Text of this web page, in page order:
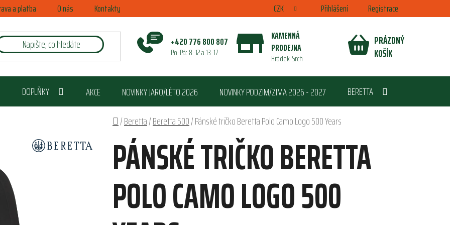
a platba O nás Kontakty CZK Přihlášení Registrace
+420 776 800 807
Po-Pá: 8–12 a 13-17
KAMENNÁ
PRODEJNA
Hrádek-Srch
NÁKUPNÍ
PRÁZDNÝ
KOŠÍK
DOPLŇKY AKCE NOVINKY JARO/LÉTO 2026 NOVINKY PODZIM/ZIMA 2026 - 2027
BERETTA
Domů
/Beretta/Beretta 500/Pánské tričko Beretta Polo Camo Logo 500 Years
PÁNSKÉ TRIČKO BERETTA
POLO CAMO LOGO 500